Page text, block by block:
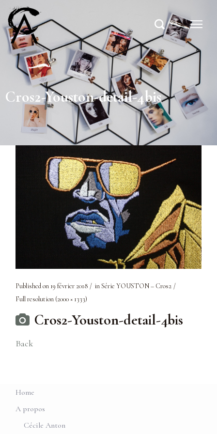
Cros2-Youston-detail-4bis
Published on 19 février 2018 inSérie YOUSTON – Cros2
Full resolution (2000 × 1333)
Cros2-Youston-detail-4bis
Back
Home
A propos
Cécile Anton